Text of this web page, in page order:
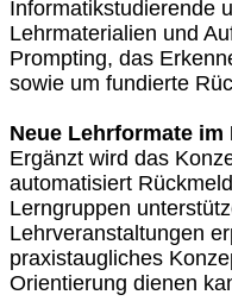
Informatikstudierende
Lehrmaterialien und
Prompting, das
sowie um fundierte
Neue Lehrformate im
Ergänzt wird das
automatisiert
Lerngruppen
Lehrveranstaltungen
praxistaugliches
Orientierung dienen